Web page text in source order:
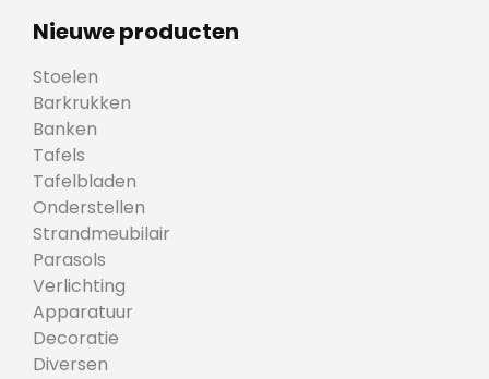
Nieuwe producten
Stoelen
Barkrukken
Banken
Tafels
Tafelbladen
Onderstellen
Strandmeubilair
Parasols
Verlichting
Apparatuur
Decoratie
Diversen